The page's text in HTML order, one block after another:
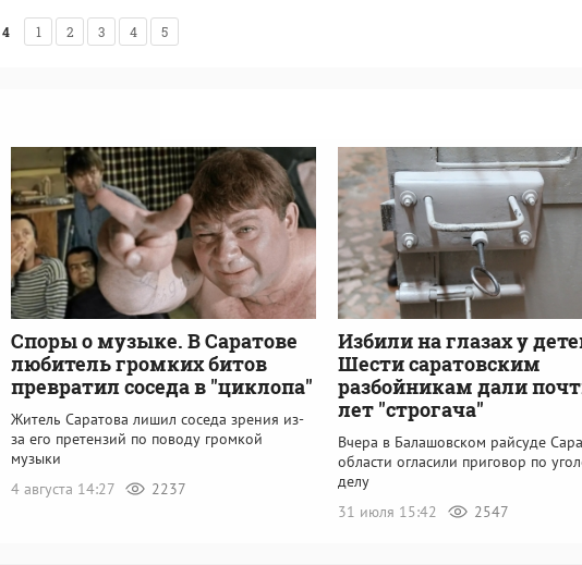
4 1 2 3 4 5
Споры о музыке. В Саратове
любитель громких битов
превратил соседа в "циклопа"
Житель Саратова лишил соседа зрения из-
за его претензий по поводу громкой
музыки
4 августа 14:27
2237
Избили на глазах у
Шести саратовским
разбойникам дали
лет "строгача"
Вчера в Балашовском райсуде
области огласили приговор по
делу
31 июля 15:42
2547